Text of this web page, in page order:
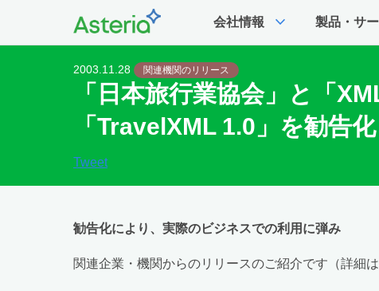
会社情報 expand_more 製品・サ
2003.11.28 関連機関のリリース
「日本旅行業協会」と「
「TravelXML 1.0」を勧告
Tweet
勧告化により、実際のビジネスでの利用に弾み
関連企業・機関からのリリースのご紹介です（詳細